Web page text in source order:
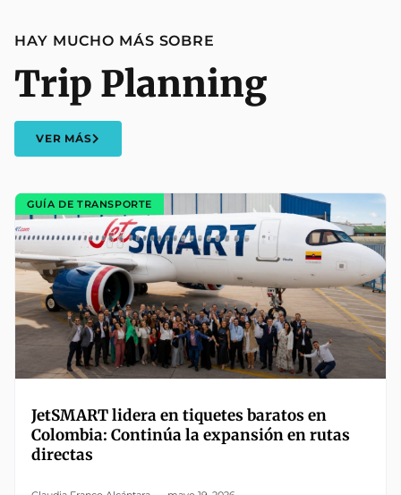
HAY MUCHO MÁS SOBRE
Trip Planning
VER MÁS
GUÍA DE TRANSPORTE
JetSMART lidera en tiquetes baratos en
Colombia: Continúa la expansión en rutas
directas